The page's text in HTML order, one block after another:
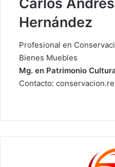
Hernández
Profesional en
Bienes Muebles
Mg. en Patrimonio
Contacto: